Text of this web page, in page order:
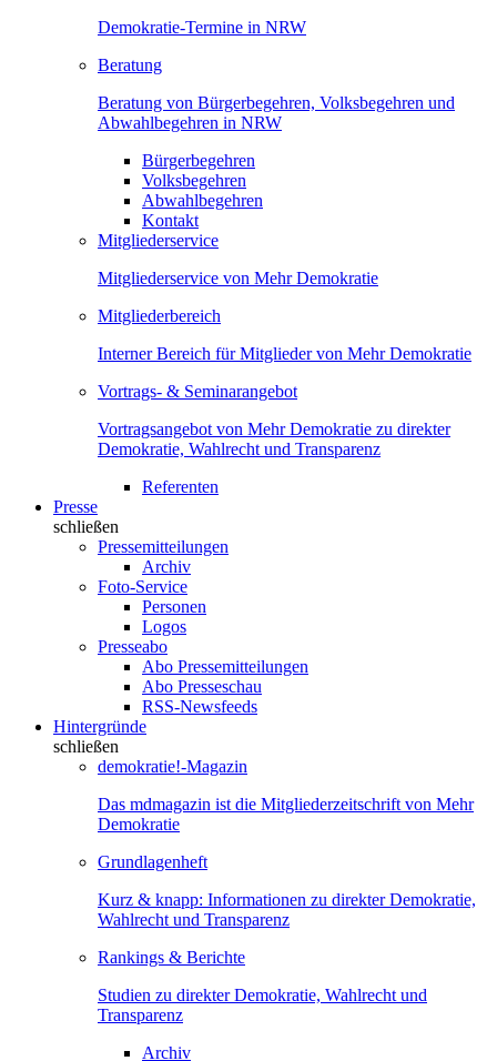
Demokratie-Termine in NRW
Beratung
Beratung von Bürgerbegehren, Volksbegehren und
Abwahlbegehren in NRW
Bürgerbegehren
Volksbegehren
Abwahlbegehren
Kontakt
Mitgliederservice
Mitgliederservice von Mehr Demokratie
Mitgliederbereich
Interner Bereich für Mitglieder von Mehr Demokratie
Vortrags- & Seminarangebot
Vortragsangebot von Mehr Demokratie zu direkter
Demokratie, Wahlrecht und Transparenz
Referenten
Presse
schließen
Pressemitteilungen
Archiv
Foto-Service
Personen
Logos
Presseabo
Abo Pressemitteilungen
Abo Presseschau
RSS-Newsfeeds
Hintergründe
schließen
demokratie!-Magazin
Das mdmagazin ist die Mitgliederzeitschrift von Mehr
Demokratie
Grundlagenheft
Kurz & knapp: Informationen zu direkter Demokratie,
Wahlrecht und Transparenz
Rankings & Berichte
Studien zu direkter Demokratie, Wahlrecht und
Transparenz
Archiv